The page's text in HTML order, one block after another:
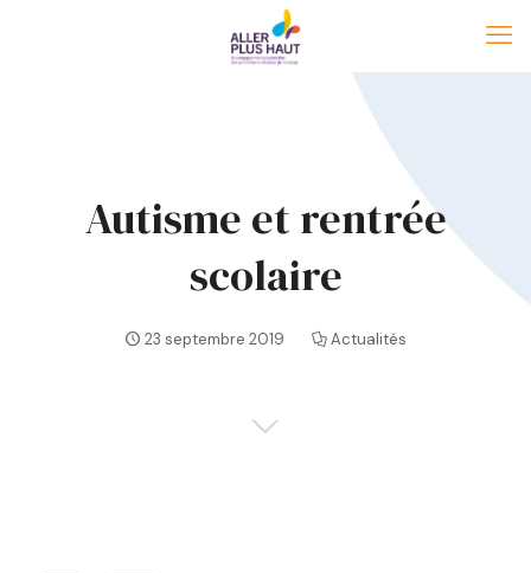
Autisme et rentrée
scolaire
23 septembre 2019 Actualités